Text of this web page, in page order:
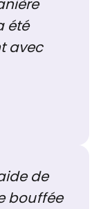
été
avec
de
bouffée